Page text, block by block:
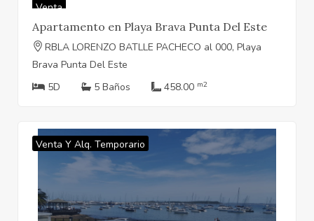
Venta
Apartamento en Playa Brava Punta Del Este
RBLA LORENZO BATLLE PACHECO al 000, Playa
Brava Punta Del Este
5D
5 Baños 458.00 m2
Venta Y Alq. Temporario